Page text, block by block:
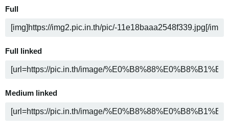
Full
Full linked
Medium linked